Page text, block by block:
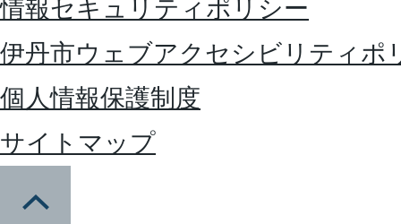
情報セキュリティポリシー
伊丹市ウェブアクセシビリティポ
個人情報保護制度
サイトマップ